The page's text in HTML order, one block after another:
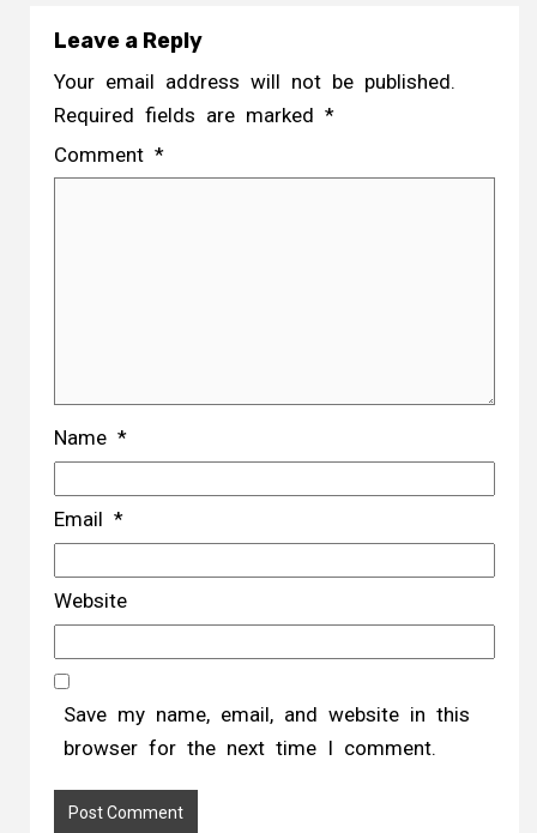
Leave a Reply
Your email address will not be published.
Required fields are marked *
Comment *
Name *
Email *
Website
Save my name, email, and website in this
browser for the next time I comment.